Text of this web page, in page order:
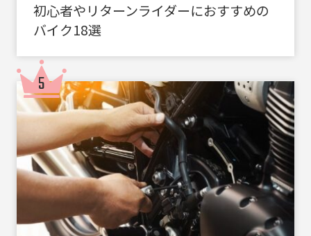
初心者やリターンライダーにおすすめの
バイク18選